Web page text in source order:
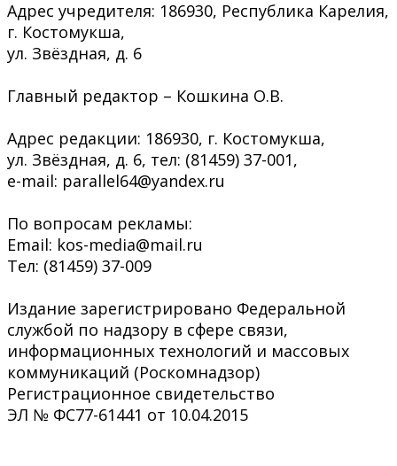
Адрес учредителя: 186930, Республика Карелия,
г. Костомукша,
ул. Звёздная, д. 6
Главный редактор – Кошкина О.В.
Адрес редакции: 186930, г. Костомукша,
ул. Звёздная, д. 6, тел: (81459) 37-001,
e-mail: parallel64@yandex.ru
По вопросам рекламы:
Email: kos-media@mail.ru
Тел: (81459) 37-009
Издание зарегистрировано Федеральной
службой по надзору в сфере связи,
информационных технологий и массовых
коммуникаций (Роскомнадзор)
Регистрационное свидетельство
ЭЛ № ФС77-61441 от 10.04.2015